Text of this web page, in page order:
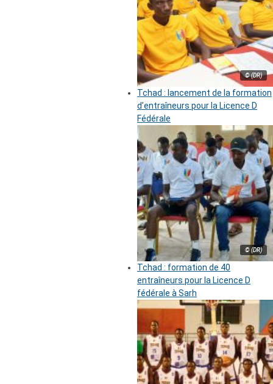
© (DR)
Tchad : lancement de la formation
d’entraîneurs pour la Licence D
Fédérale
© (DR)
Tchad : formation de 40
entraîneurs pour la Licence D
fédérale à Sarh